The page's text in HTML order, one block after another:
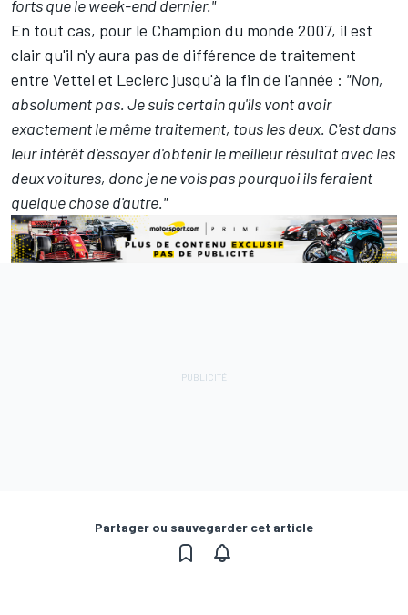
forts que le week-end dernier."
En tout cas, pour le Champion du monde 2007, il est
clair qu'il n'y aura pas de différence de traitement
entre Vettel et Leclerc jusqu'à la fin de l'année : "Non,
absolument pas. Je suis certain qu'ils vont avoir
exactement le même traitement, tous les deux. C'est dans
leur intérêt d'essayer d'obtenir le meilleur résultat avec les
deux voitures, donc je ne vois pas pourquoi ils feraient
quelque chose d'autre."
Partager ou sauvegarder cet article